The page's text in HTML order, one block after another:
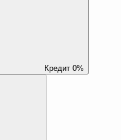
Кредит 0%